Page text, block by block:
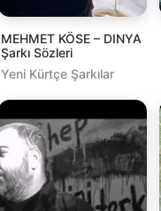
MEHMET KÖSE – DINYA
Şarkı Sözleri
Yeni Kürtçe Şarkılar